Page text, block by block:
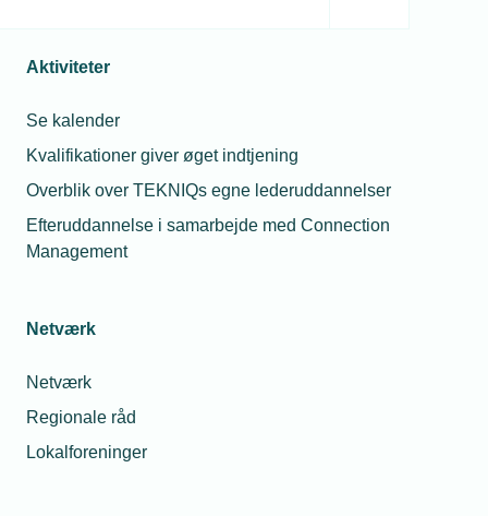
Aktiviteter
Se kalender
Kvalifikationer giver øget indtjening
Overblik over TEKNIQs egne lederuddannelser
Efteruddannelse i samarbejde med Connection
Management
Netværk
Netværk
Regionale råd
Lokalforeninger